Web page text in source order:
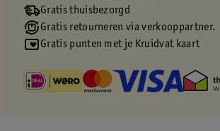
Gratis thuisbezorgd
Gratis retourneren via verkooppartner.
Gratis punten met je Kruidvat kaart